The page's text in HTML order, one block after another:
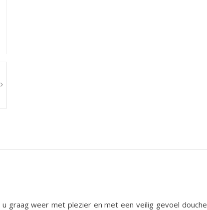
graag weer met plezier en met een veilig gevoel